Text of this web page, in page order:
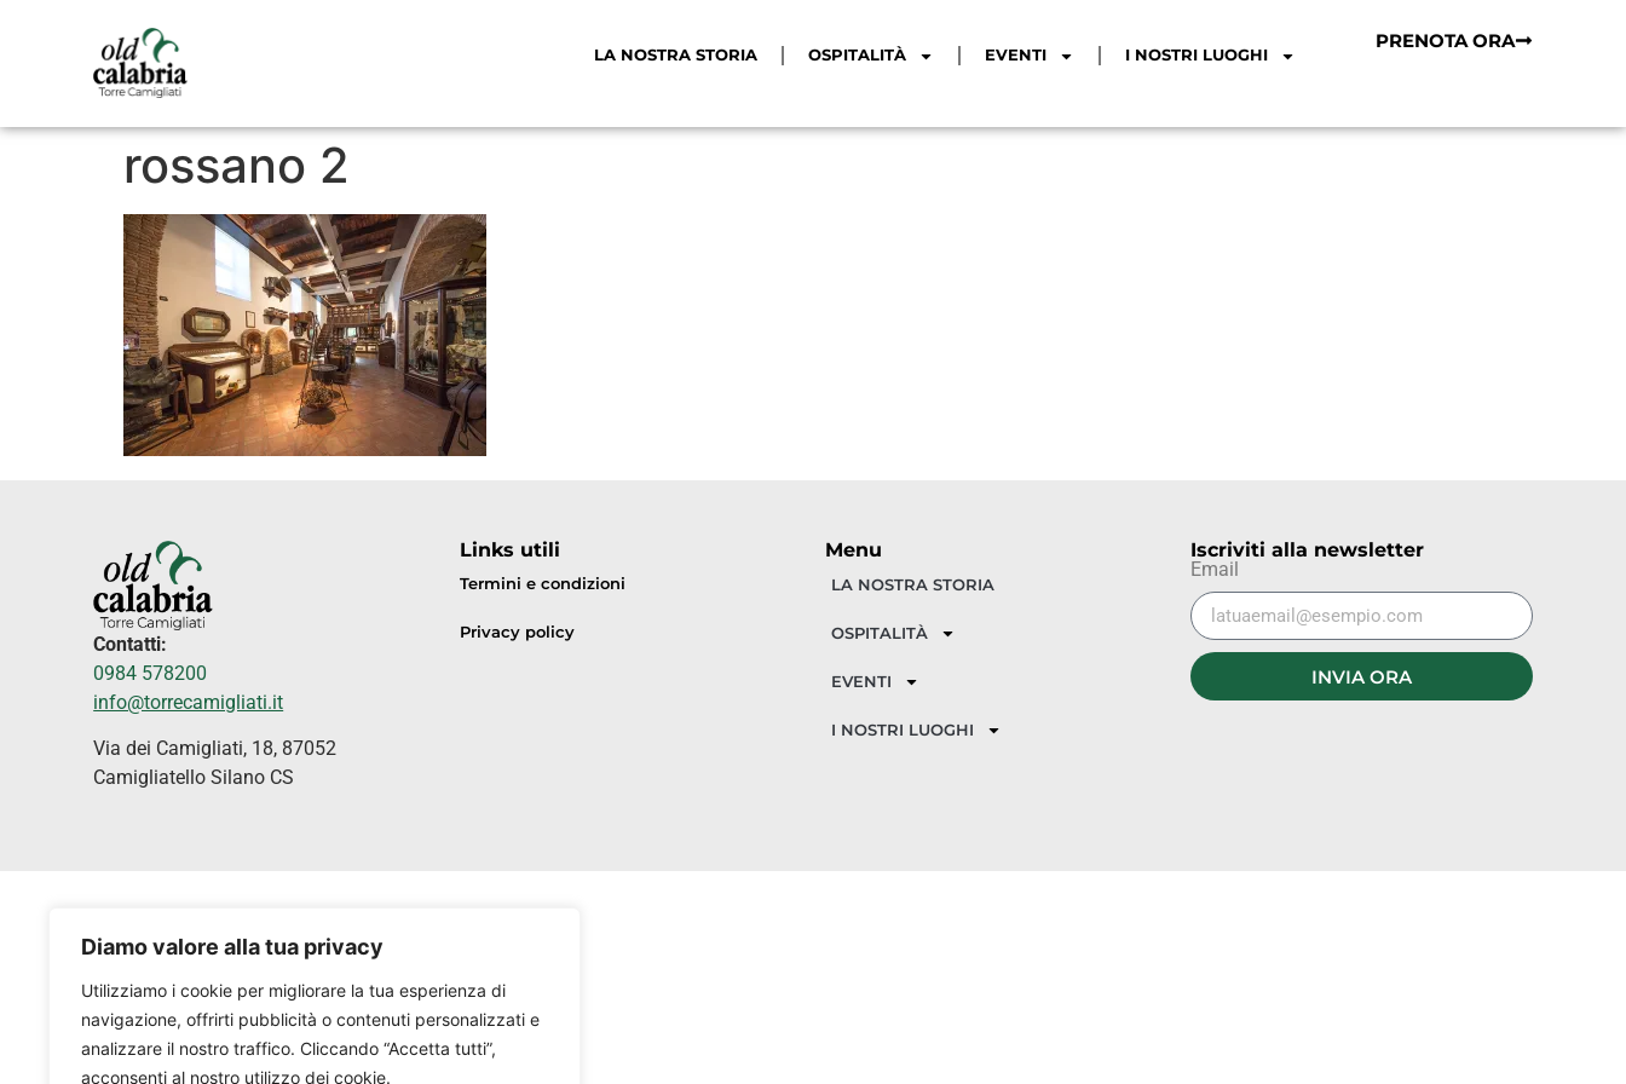
Diamo valore alla tua privacy
Utilizziamo i cookie per migliorare la tua esperienza di
navigazione, offrirti pubblicità o contenuti personalizzati e
analizzare il nostro traffico. Cliccando “Accetta tutti”,
acconsenti al nostro utilizzo dei cookie.
LA NOSTRA STORIA OSPITALITÀ EVENTI I NOSTRI LUOGHI
PRENOTA ORA
rossano 2
Contatti:
0984 578200
info@torrecamigliati.it
Via dei Camigliati, 18, 87052
Camigliatello Silano CS
Links utili
Termini e condizioni
Privacy policy
Menu
LA NOSTRA STORIA
OSPITALITÀ
EVENTI
I NOSTRI LUOGHI
Iscriviti alla newsletter
Email
INVIA ORA